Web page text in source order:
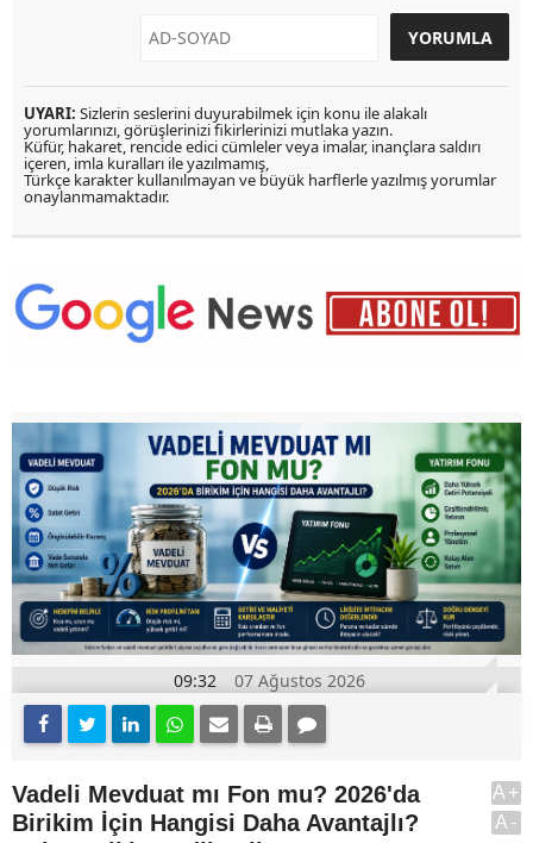
UYARI: Sizlerin seslerini duyurabilmek için konu ile alakalı
yorumlarınızı, görüşlerinizi fikirlerinizi mutlaka yazın.
Küfür, hakaret, rencide edici cümleler veya imalar, inançlara saldırı
içeren, imla kuralları ile yazılmamış,
Türkçe karakter kullanılmayan ve büyük harflerle yazılmış yorumlar
onaylanmamaktadır.
09:32 07 Ağustos 2026
Vadeli Mevduat mı Fon mu? 2026'da
Birikim İçin Hangisi Daha Avantajlı?
A+
A-